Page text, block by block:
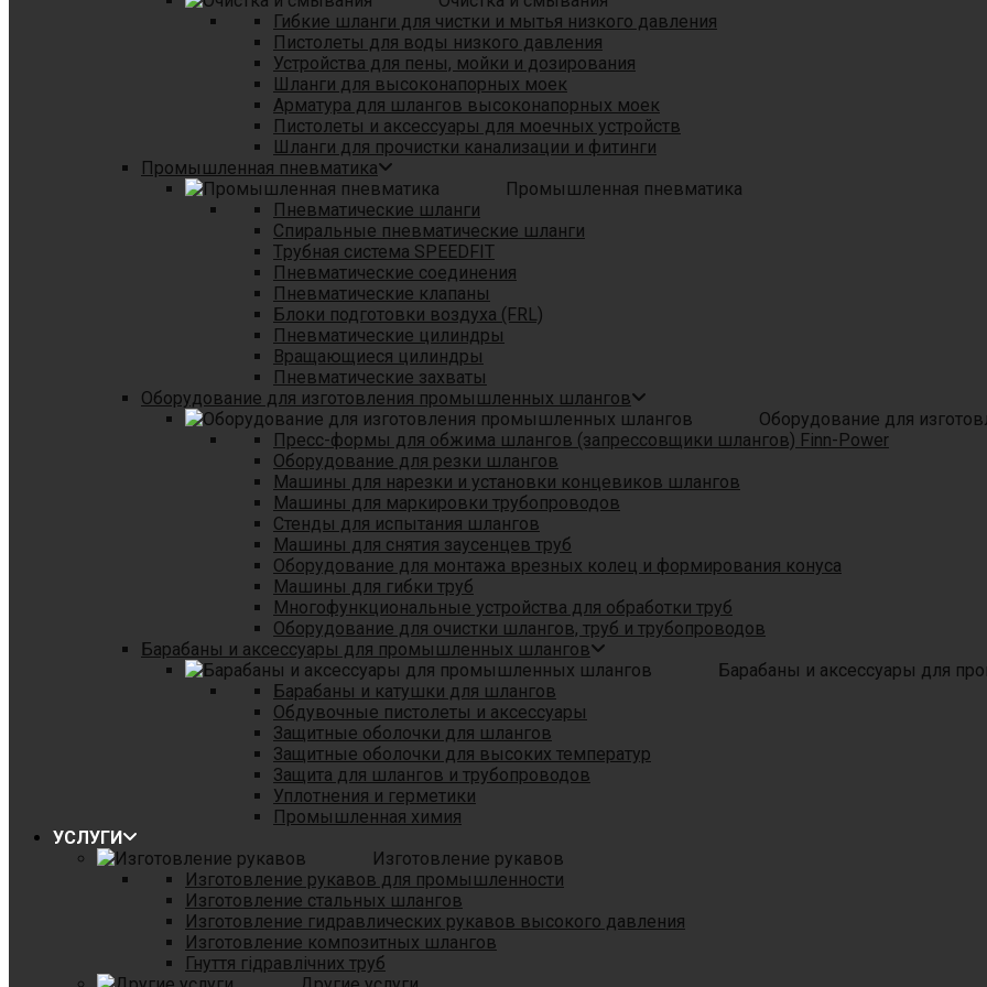
Гибкие шланги для чистки и мытья низкого давления
Пистолеты для воды низкого давления
Устройства для пены, мойки и дозирования
Шланги для высоконапорных моек
Арматура для шлангов высоконапорных моек
Пистолеты и аксессуары для моечных устройств
Шланги для прочистки канализации и фитинги
Промышленная пневматика
Промышленная пневматика
Пневматические шланги
Спиральные пневматические шланги
Tрубная система SPEEDFIT
Пневматические соединения
Пневматические клапаны
Блоки подготовки воздуха (FRL)
Пневматические цилиндры
Вращающиеся цилиндры
Пневматические захваты
Оборудование для изготовления промышленных шлангов
Оборудование для
Пресс-формы для обжима шлангов (запрессовщики шлангов) Finn-Power
Оборудование для резки шлангов
Машины для нарезки и установки концевиков шлангов
Машины для маркировки трубопроводов
Стенды для испытания шлангов
Машины для снятия заусенцев труб
Оборудование для монтажа врезных колец и формирования конуса
Машины для гибки труб
Многофункциональные устройства для обработки труб
Оборудование для очистки шлангов, труб и трубопроводов
Барабаны и аксессуары для промышленных шлангов
Барабаны и аксессуары для
Барабаны и катушки для шлангов
Обдувочные пистолеты и аксессуары
Защитные оболочки для шлангов
Защитные оболочки для высоких температур
Защита для шлангов и трубопроводов
Уплотнения и герметики
Промышленная химия
УСЛУГИ
Изготовление рукавов
Изготовление рукавов для промышленности
Изготовление стальных шлангов
Изготовление гидравлических рукавов высокого давления
Изготовление композитных шлангов
Гнуття гідравлічних труб